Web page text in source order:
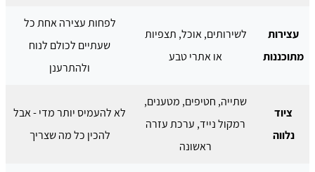
עצירות
מתוכננות
לשירותים, אוכל, תצפיות
או אתרי טבע
לפחות עצירה אחת כל
שעתיים לכולם לנוח
ולהתרענן
ציוד
נלווה
שתייה, חטיפים, מטענים,
רמקול נייד, ערכת עזרה
ראשונה
לא להעמיס יותר מדי - אבל
להכין כל מה שצריך